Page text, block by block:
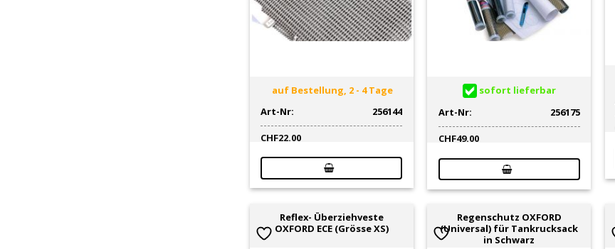
auf Bestellung, 2 - 4 Tage
Art-Nr:
256144
CHF22.00
sofort lieferbar
Art-Nr:
256175
CHF49.00
Reflex- Überziehveste
OXFORD ECE (Grösse XS)
Regenschutz OXFORD
(Universal) für Tankrucksack
in Schwarz